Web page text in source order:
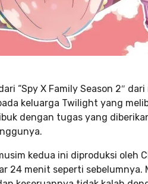
“Spy X Family Season 2″
keluarga Twilight yang
dengan tugas yang
kedua ini diproduksi oleh
24 menit seperti sebelumnya.